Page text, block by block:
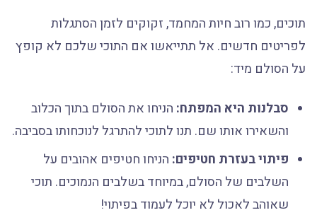
תוכים, כמו רוב חיות המחמד, זקוקים לזמן הסתגלות
לפריטים חדשים. אל תתייאשו אם התוכי שלכם לא קופץ
על הסולם מיד:
סבלנות היא המפתח:הניחו את הסולם בתוך הכלוב
והשאירו אותו שם. תנו לתוכי להתרגל לנוכחותו בסביבה.
פיתוי בעזרת חטיפים:הניחו חטיפים אהובים על
השלבים של הסולם, במיוחד בשלבים הנמוכים. תוכי
שאוהב לאכול לא יוכל לעמוד בפיתוי!